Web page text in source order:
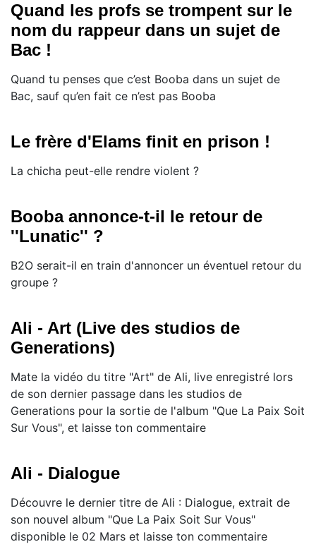
Quand les profs se trompent sur le
nom du rappeur dans un sujet de
Bac !
Quand tu penses que c’est Booba dans un sujet de
Bac, sauf qu’en fait ce n’est pas Booba
Le frère d'Elams finit en prison !
La chicha peut-elle rendre violent ?
Booba annonce-t-il le retour de
''Lunatic'' ?
B2O serait-il en train d'annoncer un éventuel retour du
groupe ?
Ali - Art (Live des studios de
Generations)
Mate la vidéo du titre "Art" de Ali, live enregistré lors
de son dernier passage dans les studios de
Generations pour la sortie de l'album "Que La Paix Soit
Sur Vous", et laisse ton commentaire
Ali - Dialogue
Découvre le dernier titre de Ali : Dialogue, extrait de
son nouvel album "Que La Paix Soit Sur Vous"
disponible le 02 Mars et laisse ton commentaire